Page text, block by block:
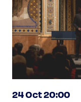
24 Oct 20:00